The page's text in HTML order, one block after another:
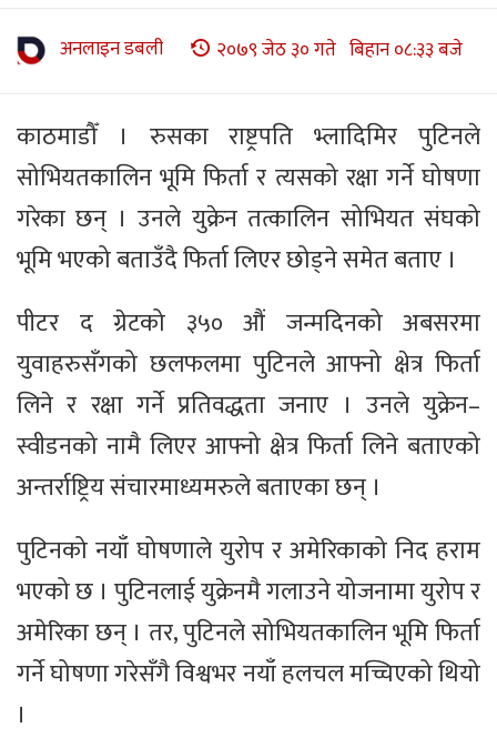
अनलाइन डबली २०७९ जेठ ३० गते बिहान ०८:३३ बजे
काठमाडौँ । रुसका राष्ट्रपति भ्लादिमिर पुटिनले
सोभियतकालिन भूमि फिर्ता र त्यसको रक्षा गर्ने घोषणा
गरेका छन् । उनले युक्रेन तत्कालिन सोभियत संघको
भूमि भएको बताउँदै फिर्ता लिएर छोड्ने समेत बताए ।
पीटर द ग्रेटको ३५० औं जन्मदिनको अबसरमा
युवाहरुसँगको छलफलमा पुटिनले आफ्नो क्षेत्र फिर्ता
लिने र रक्षा गर्ने प्रतिवद्धता जनाए । उनले युक्रेन–
स्वीडनको नामै लिएर आफ्नो क्षेत्र फिर्ता लिने बताएको
अन्तर्राष्ट्रिय संचारमाध्यमरुले बताएका छन् ।
पुटिनको नयाँ घोषणाले युरोप र अमेरिकाको निद हराम
भएको छ । पुटिनलाई युक्रेनमै गलाउने योजनामा युरोप र
अमेरिका छन् । तर, पुटिनले सोभियतकालिन भूमि फिर्ता
गर्ने घोषणा गरेसँगै विश्वभर नयाँ हलचल मच्चिएको थियो
।